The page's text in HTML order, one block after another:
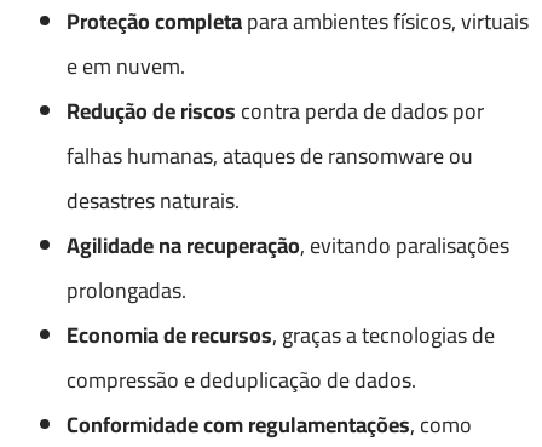
Proteção completapara ambientes físicos, virtuais
e em nuvem.
Redução de riscoscontra perda de dados por
falhas humanas, ataques de ransomware ou
desastres naturais.
Agilidade na recuperação, evitando paralisações
prolongadas.
Economia de recursos, graças a tecnologias de
compressão e deduplicação de dados.
Conformidade com regulamentações, como